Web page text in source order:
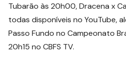
Tubarão às 20h00, Dracena x
todas disponíveis no YouTube,
Passo Fundo no Campeonato
20h15 no CBFS TV.